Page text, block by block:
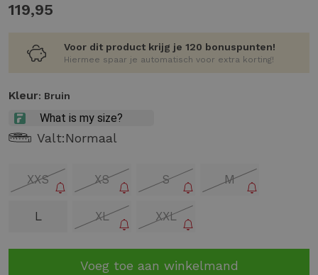
119,95
Voor dit product krijg je 120 bonuspunten!
Hiermee spaar je automatisch voor extra korting!
Kleur: Bruin
Valt:Normaal
XXS XS S M
L XL XXL
Voeg toe aan winkelmand